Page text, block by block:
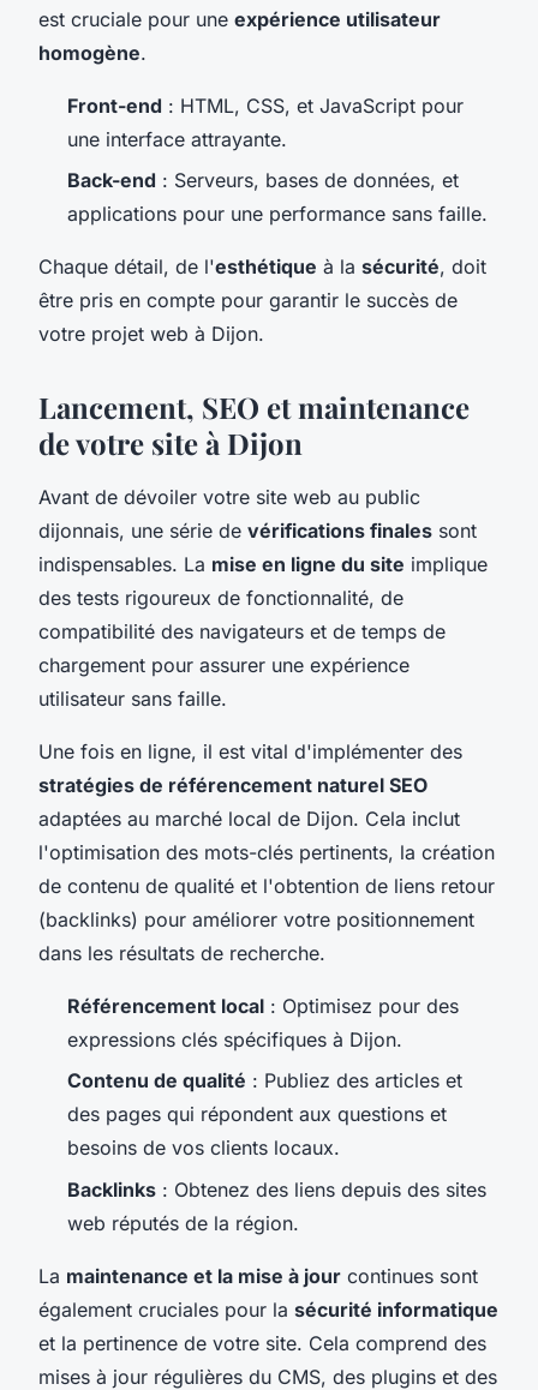
est cruciale pour une expérience utilisateur
homogène.
Front-end : HTML, CSS, et JavaScript pour
une interface attrayante.
Back-end : Serveurs, bases de données, et
applications pour une performance sans faille.
Chaque détail, de l'esthétique à la sécurité, doit
être pris en compte pour garantir le succès de
votre projet web à Dijon.
Lancement, SEO et maintenance
de votre site à Dijon
Avant de dévoiler votre site web au public
dijonnais, une série de vérifications finales sont
indispensables. La mise en ligne du site implique
des tests rigoureux de fonctionnalité, de
compatibilité des navigateurs et de temps de
chargement pour assurer une expérience
utilisateur sans faille.
Une fois en ligne, il est vital d'implémenter des
stratégies de référencement naturel SEO
adaptées au marché local de Dijon. Cela inclut
l'optimisation des mots-clés pertinents, la création
de contenu de qualité et l'obtention de liens retour
(backlinks) pour améliorer votre positionnement
dans les résultats de recherche.
Référencement local : Optimisez pour des
expressions clés spécifiques à Dijon.
Contenu de qualité : Publiez des articles et
des pages qui répondent aux questions et
besoins de vos clients locaux.
Backlinks : Obtenez des liens depuis des sites
web réputés de la région.
La maintenance et la mise à jour continues sont
également cruciales pour la sécurité informatique
et la pertinence de votre site. Cela comprend des
mises à jour régulières du CMS, des plugins et des